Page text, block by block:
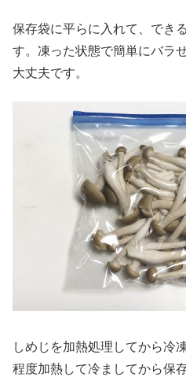
保存袋に平らに入れて、でき
す。凍った状態で簡単にバラ
大丈夫です。
しめじを加熱処理してから冷
程度加熱して冷ましてから保